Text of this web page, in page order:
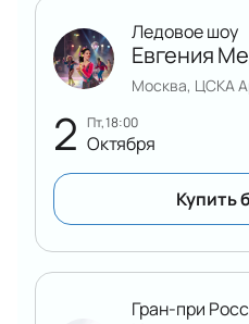
2 пт, 18:00
Октября
Ледовое шоу
Евгения
Москва, ЦСКА
Купить